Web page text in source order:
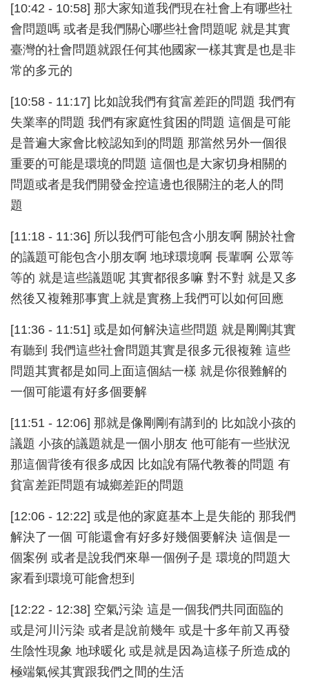
[10:42 - 10:58] 那大家知道我們現在社會上有哪些社
會問題嗎 或者是我們關心哪些社會問題呢 就是其實
臺灣的社會問題就跟任何其他國家一樣其實是也是非
常的多元的
[10:58 - 11:17] 比如說我們有貧富差距的問題 我們有
失業率的問題 我們有家庭性貧困的問題 這個是可能
是普遍大家會比較認知到的問題 那當然另外一個很
重要的可能是環境的問題 這個也是大家切身相關的
問題或者是我們開發金控這邊也很關注的老人的問
題
[11:18 - 11:36] 所以我們可能包含小朋友啊 關於社會
的議題可能包含小朋友啊 地球環境啊 長輩啊 公眾等
等的 就是這些議題呢 其實都很多嘛 對不對 就是又多
然後又複雜那事實上就是實務上我們可以如何回應
[11:36 - 11:51] 或是如何解決這些問題 就是剛剛其實
有聽到 我們這些社會問題其實是很多元很複雜 這些
問題其實都是如同上面這個結一樣 就是你很難解的
一個可能還有好多個要解
[11:51 - 12:06] 那就是像剛剛有講到的 比如說小孩的
議題 小孩的議題就是一個小朋友 他可能有一些狀況
那這個背後有很多成因 比如說有隔代教養的問題 有
貧富差距問題有城鄉差距的問題
[12:06 - 12:22] 或是他的家庭基本上是失能的 那我們
解決了一個 可能還會有好多好幾個要解決 這個是一
個案例 或者是說我們來舉一個例子是 環境的問題大
家看到環境可能會想到
[12:22 - 12:38] 空氣污染 這是一個我們共同面臨的
或是河川污染 或者是說前幾年 或是十多年前又再發
生陰性現象 地球暖化 或是就是因為這樣子所造成的
極端氣候其實跟我們之間的生活